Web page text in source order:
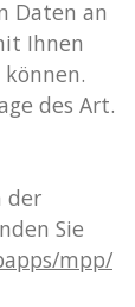
Daten an
Ihnen
des Art.
der
Sie
mpp/